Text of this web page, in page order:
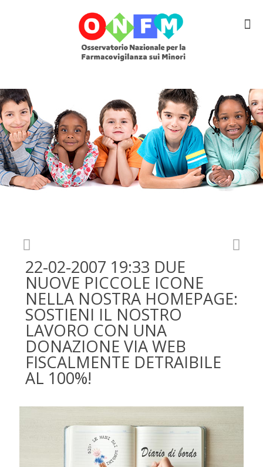
22-02-2007 19:33 DUE
NUOVE PICCOLE ICONE
NELLA NOSTRA HOMEPAGE:
SOSTIENI IL NOSTRO
LAVORO CON UNA
DONAZIONE VIA WEB
FISCALMENTE DETRAIBILE
AL 100%!